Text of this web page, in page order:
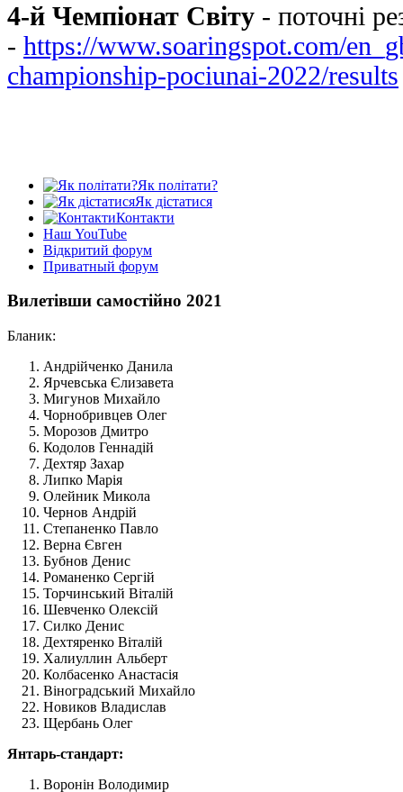
4-й Чемпіонат Світу - поточні
- https://www.soaringspot.com/
championship-pociunai-2022/results
Як політати?
Як дістатися
Контакти
Наш YouTube
Відкритий форум
Приватный форум
Вилетівши самостійно 2021
Бланик:
Андрійченко Данила
Ярчевська Єлизавета
Мигунов Михайло
Чорнобривцев Олег
Морозов Дмитро
Кодолов Геннадій
Дехтяр Захар
Липко Марія
Олейник Микола
Чернов Андрій
Степаненко Павло
Верна Євген
Бубнов Денис
Романенко Сергій
Торчинський Віталій
Шевченко Олексій
Силко Денис
Дехтяренко Віталій
Халиуллин Альберт
Колбасенко Анастасія
Віноградський Михайло
Новиков Владислав
Щербань Олег
Янтарь-стандарт:
Воронін Володимир